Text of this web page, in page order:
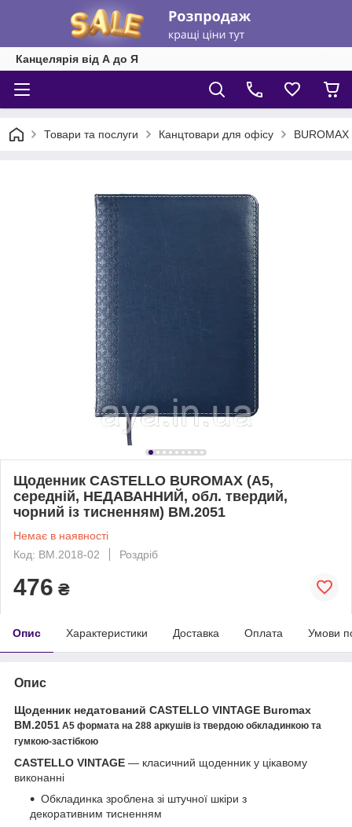
Канцелярія від А до Я
Товари та послуги Канцтовари для офісу
Щоденник CASTELLO BUROMAX (А5,
середній, НЕДАВАННИЙ, обл. твердий,
чорний із тисненням) BM.2051
Немає в наявності
Код: ВМ.2018-02
Роздріб
476 ₴
Опис Характеристики Доставка Оплата Умови
Опис
Щоденник недатований CASTELLO VINTAGE Buromax
BM.2051 А5 формата на 288 аркушів із твердою обкладинкою та
гумкою-застібкою
CASTELLO VINTAGE — класичний щоденник у цікавому
виконанні
Обкладинка зроблена зі штучної шкіри з
декоративним тисненням